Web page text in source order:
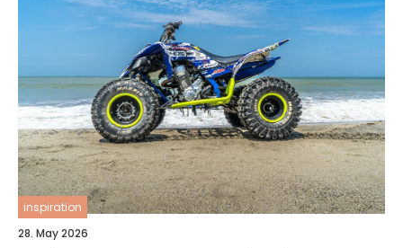
inspiration
28. May 2026